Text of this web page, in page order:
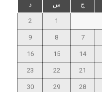
ج س د
1
2
7
8
9
14
15
16
21
22
23
28
29
30